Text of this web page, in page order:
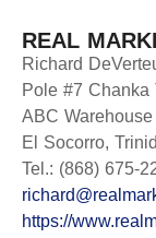
REAL
Richard
Pole #7 Chanka
ABC
El Socorro,
Tel.: (868) 675-
https://